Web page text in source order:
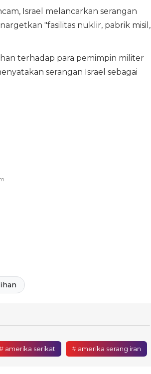
Israel melancarkan serangan
"fasilitas nuklir, pabrik misil,
terhadap para pemimpin militer
serangan Israel sebagai
amerika serikat # amerika serang iran